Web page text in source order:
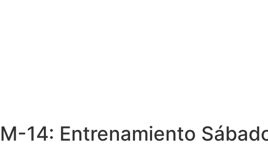
M-14: Entrenamiento